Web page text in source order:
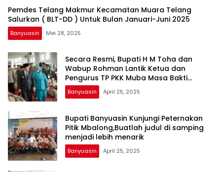
Pemdes Telang Makmur Kecamatan Muara Telang
Salurkan ( BLT-DD ) Untuk Bulan Januari-Juni 2025
Banyuasin Mei 28, 2025
Secara Resmi, Bupati H M Toha dan
Wabup Rohman Lantik Ketua dan
Pengurus TP PKK Muba Masa Bakti
2025,Buatlah judul di samping menjadi
lebih menarik
Banyuasin April 25, 2025
Bupati Banyuasin Kunjungi Peternakan
Pitik Mbalong,Buatlah judul di samping
menjadi lebih menarik
Banyuasin April 25, 2025